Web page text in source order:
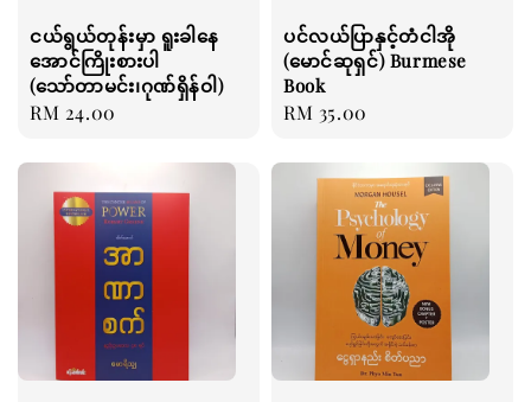
ငယ်ရွယ်တုန်းမှာ ရူးခါနေ
အောင်ကြိုးစားပါ
(သော်တာမင်း၊ဂုဏ်ရှိန်ဝါ)
Regular
RM 24.00
ပင်လယ်ပြာနှင့်တံငါအို
(မောင်ဆုရှင်) Burmese
Book
Regular
RM 35.00